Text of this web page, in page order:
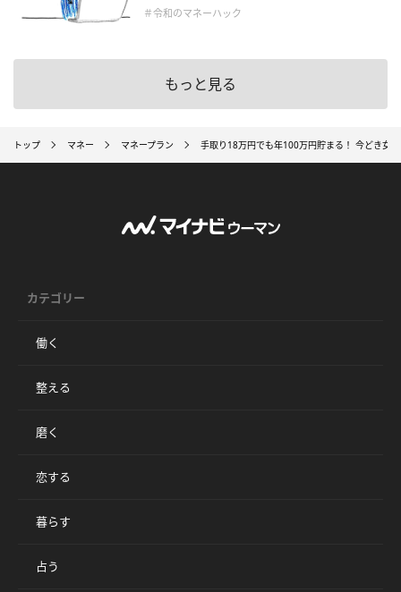
＃令和のマネーハック
もっと見る
トップ マネー マネープラン 手取り18万円でも年100万円貯まる！ 今どき女
カテゴリー
働く
整える
磨く
恋する
暮らす
占う